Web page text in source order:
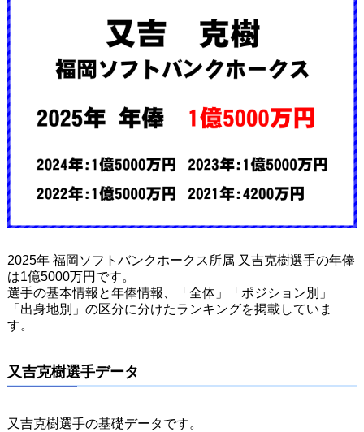
2025年 福岡ソフトバンクホークス所属 又吉克樹選手の年俸
は1億5000万円です。
選手の基本情報と年俸情報、「全体」「ポジション別」
「出身地別」の区分に分けたランキングを掲載していま
す。
又吉克樹選手データ
又吉克樹選手の基礎データです。